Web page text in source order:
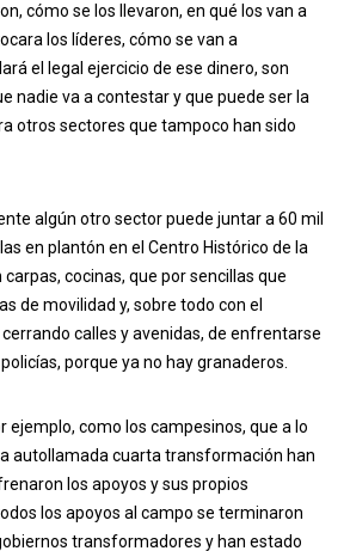
cómo se los llevaron, en qué los van a
los líderes, cómo se van a
el legal ejercicio de ese dinero, son
nadie va a contestar y que puede ser la
otros sectores que tampoco han sido
algún otro sector puede juntar a 60 mil
en plantón en el Centro Histórico de la
cocinas, que por sencillas que
de movilidad y, sobre todo con el
calles y avenidas, de enfrentarse
porque ya no hay granaderos.
ejemplo, como los campesinos, que a lo
autollamada cuarta transformación han
los apoyos y sus propios
los apoyos al campo se terminaron
transformadores y han estado